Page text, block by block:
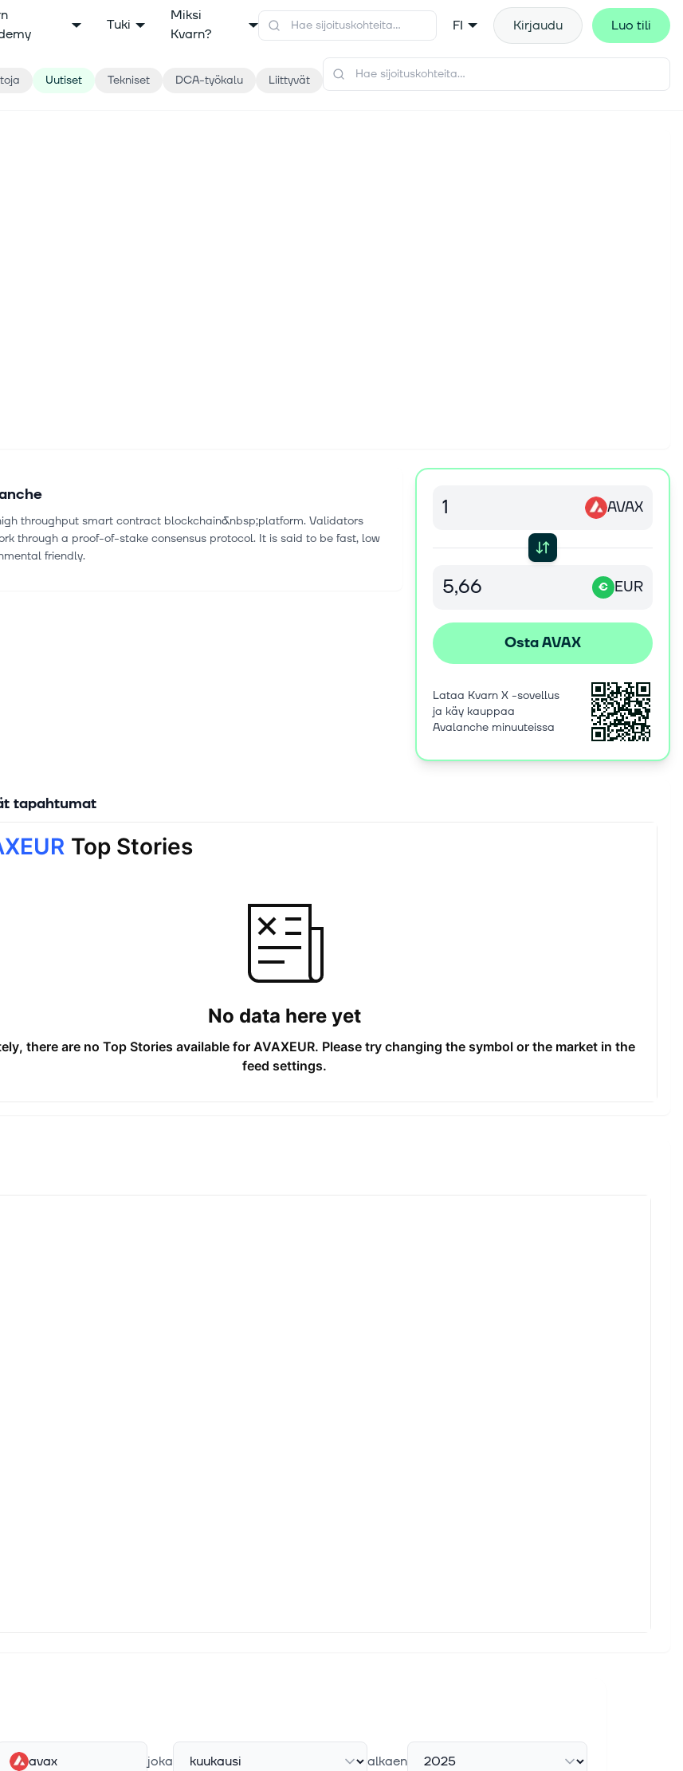
Tuki
Miksi
Kvarn?
FI Kirjaudu Luo tili
Uutiset Tekniset DCA-työkalu Liittyvät
throughput smart contract blockchain&nbsp;platform. Validators
through a proof-of-stake consensus protocol. It is said to be fast, low
friendly.
AVAX
€ EUR
Osta AVAX
Lataa Kvarn X -sovellus
ja käy kauppaa
Avalanche minuuteissa
tapahtumat
avax joka alkaen